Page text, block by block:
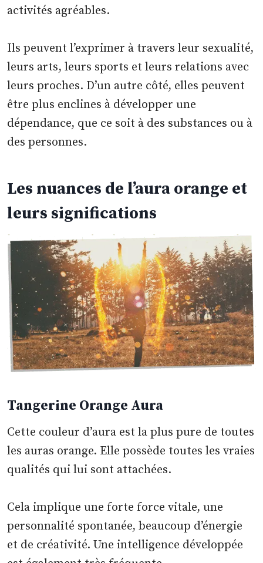
activités agréables.
Ils peuvent l’exprimer à travers leur sexualité,
leurs arts, leurs sports et leurs relations avec
leurs proches. D’un autre côté, elles peuvent
être plus enclines à développer une
dépendance, que ce soit à des substances ou à
des personnes.
Les nuances de l’aura orange et
leurs significations
Tangerine Orange Aura
Cette couleur d’aura est la plus pure de toutes
les auras orange. Elle possède toutes les vraies
qualités qui lui sont attachées.
Cela implique une forte force vitale, une
personnalité spontanée, beaucoup d’énergie
et de créativité. Une intelligence développée